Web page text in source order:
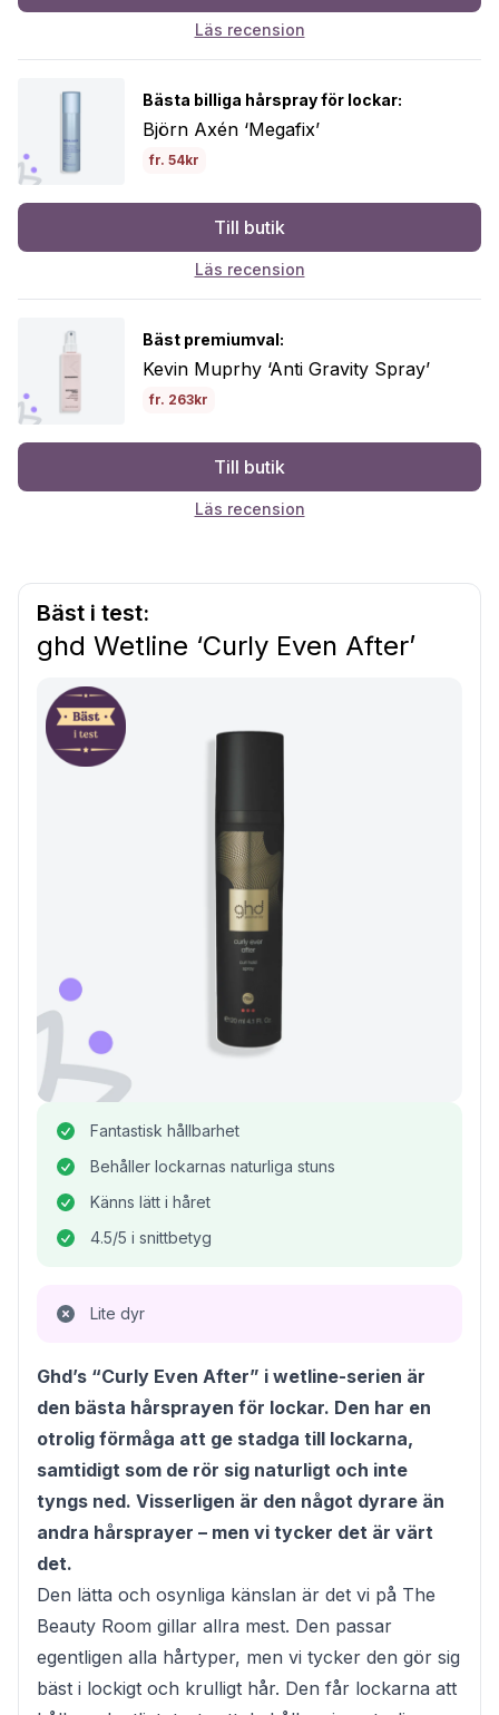
Läs recension
Bästa billiga hårspray för lockar:
Björn Axén ‘Megafix’
fr. 54kr
Till butik
Läs recension
Bäst premiumval:
Kevin Muprhy ‘Anti Gravity Spray’
fr. 263kr
Till butik
Läs recension
Bäst i test:
ghd Wetline ‘Curly Even After’
Fantastisk hållbarhet
Behåller lockarnas naturliga stuns
Känns lätt i håret
4.5/5 i snittbetyg
Lite dyr
Ghd’s “Curly Even After” i wetline-serien är
den bästa hårsprayen för lockar. Den har en
otrolig förmåga att ge stadga till lockarna,
samtidigt som de rör sig naturligt och inte
tyngs ned. Visserligen är den något dyrare än
andra hårsprayer – men vi tycker det är värt
det.
Den lätta och osynliga känslan är det vi på The
Beauty Room gillar allra mest. Den passar
egentligen alla hårtyper, men vi tycker den gör sig
bäst i lockigt och krulligt hår. Den får lockarna att